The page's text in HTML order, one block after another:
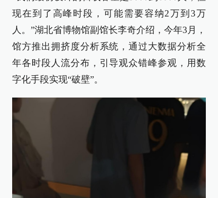
现在到了高峰时段，可能需要容纳2万到3万
人。”湖北省博物馆副馆长李奇介绍，今年3月，
馆方推出拥挤度分析系统，通过大数据分析全
年各时段人流分布，引导观众错峰参观，用数
字化手段实现“破壁”。